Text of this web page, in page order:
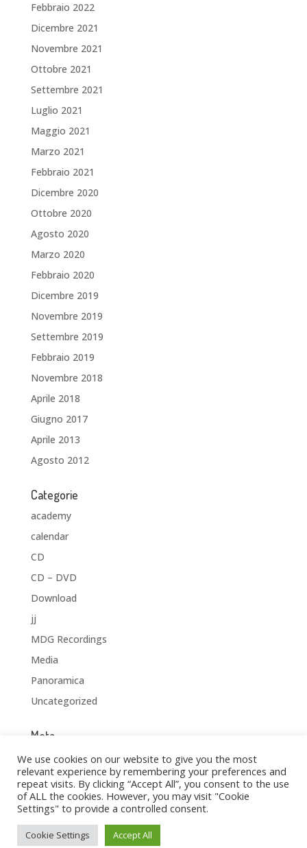
Febbraio 2022
Dicembre 2021
Novembre 2021
Ottobre 2021
Settembre 2021
Luglio 2021
Maggio 2021
Marzo 2021
Febbraio 2021
Dicembre 2020
Ottobre 2020
Agosto 2020
Marzo 2020
Febbraio 2020
Dicembre 2019
Novembre 2019
Settembre 2019
Febbraio 2019
Novembre 2018
Aprile 2018
Giugno 2017
Aprile 2013
Agosto 2012
Categorie
academy
calendar
CD
CD – DVD
Download
jj
MDG Recordings
Media
Panoramica
Uncategorized
Meta
Accedi
Feed dei contenuti
Feed dei commenti
WordPress.org
We use cookies on our website to give you the most
relevant experience by remembering your preferences and
repeat visits. By clicking “Accept All”, you consent to the use
of ALL the cookies. However, you may visit "Cookie
Settings" to provide a controlled consent.
Cookie Settings Accept All